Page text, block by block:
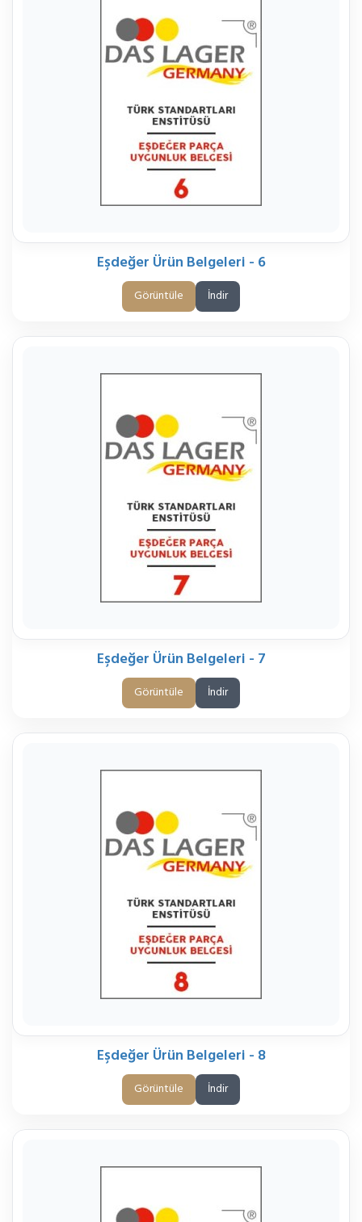
Eşdeğer Ürün Belgeleri - 6
Görüntüle İndir
Eşdeğer Ürün Belgeleri - 7
Görüntüle İndir
Eşdeğer Ürün Belgeleri - 8
Görüntüle İndir